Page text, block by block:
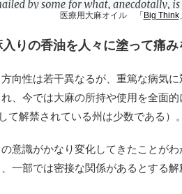
医療用大麻オイル　「 Big Think
りの香油を人々に塗って痛み
向性は若干異なるが、重篤な病気
、今では大麻の所持や使用を全面
て解禁されている州は少数である）。
意識がかなり変化してきたことが
一部では密接な関係があるとする解